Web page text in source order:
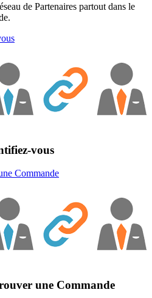
de Partenaires partout dans le
vous
Commande
une Commande